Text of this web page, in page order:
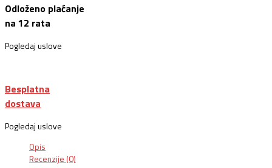
Odloženo plaćanje
na 12 rata
Pogledaj uslove
Besplatna
dostava
Pogledaj uslove
Opis
Recenzije (0)